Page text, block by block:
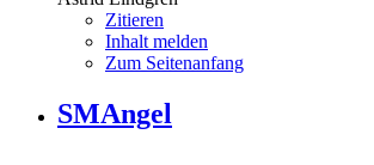
Zitieren
Inhalt melden
Zum Seitenanfang
SMAngel